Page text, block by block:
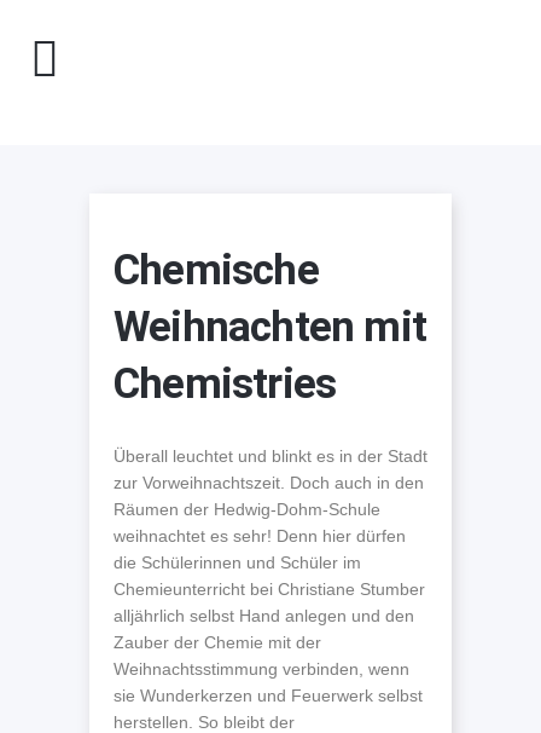
Chemische
Weihnachten mit
Chemistries
Überall leuchtet und blinkt es in der Stadt
zur Vorweihnachtszeit. Doch auch in den
Räumen der Hedwig-Dohm-Schule
weihnachtet es sehr! Denn hier dürfen
die Schülerinnen und Schüler im
Chemieunterricht bei Christiane Stumber
alljährlich selbst Hand anlegen und den
Zauber der Chemie mit der
Weihnachtsstimmung verbinden, wenn
sie Wunderkerzen und Feuerwerk selbst
herstellen. So bleibt der